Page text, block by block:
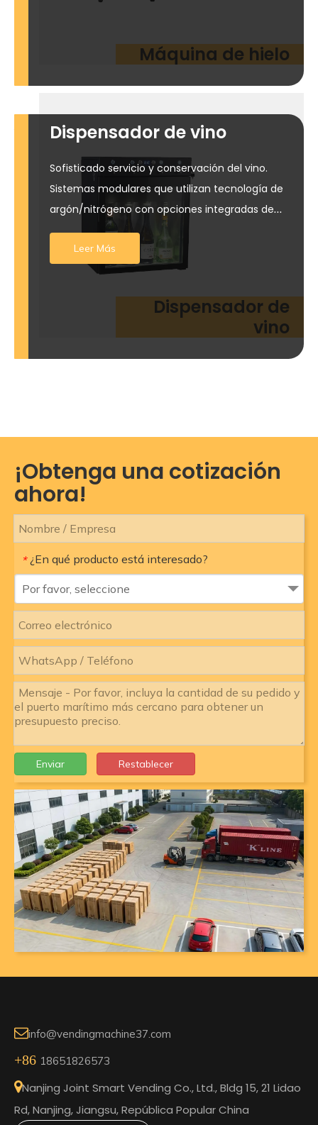
Máquina de hielo
Dispensador de
vino
Dispensador de vino
Sofisticado servicio y conservación del vino.
Sistemas modulares que utilizan tecnología de
argón/nitrógeno con opciones integradas de
venta de pago QR para maximizar los ingresos
de bares y salones.
Leer Más
¡Obtenga una cotización
ahora!
* ¿En qué producto está interesado?
Por favor, seleccione
Enviar Restablecer
info@vendingmachine37.com
+86 18651826573
Nanjing Joint Smart Vending Co., Ltd., Bldg 15, 21 Lidao
Rd, Nanjing, Jiangsu, República Popular China